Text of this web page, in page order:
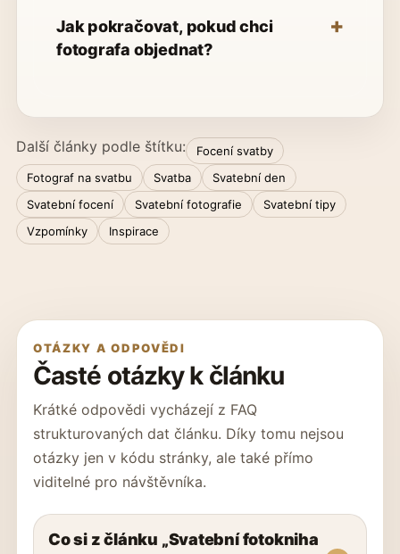
Jak pokračovat, pokud chci
fotografa objednat?
Další články podle štítku:
Focení svatby
Fotograf na svatbu
Svatba
Svatební den
Svatební focení
Svatební fotografie
Svatební tipy
Vzpomínky
Inspirace
OTÁZKY A ODPOVĚDI
Časté otázky k článku
Krátké odpovědi vycházejí z FAQ
strukturovaných dat článku. Díky tomu nejsou
otázky jen v kódu stránky, ale také přímo
viditelné pro návštěvníka.
Co si z článku „Svatební fotokniha